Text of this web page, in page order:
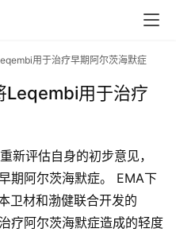
用于治疗早期阿尔茨海默症
Leqembi用于治疗
新评估自身的初步意见，
期阿尔茨海默症。 EMA下
卫材和渤健联合开发的
疗阿尔茨海默症造成的轻度